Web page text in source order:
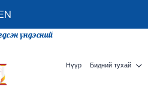
үндэсний
Нүүр Бидний тухай